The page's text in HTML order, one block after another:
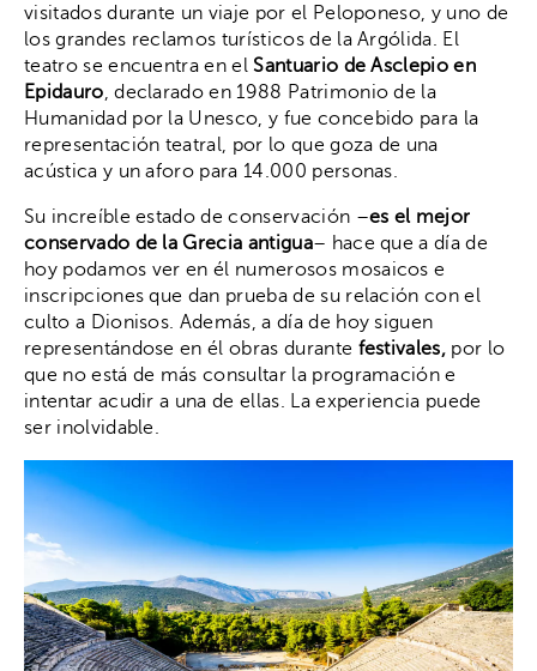
visitados durante un viaje por el Peloponeso, y uno de
los grandes reclamos turísticos de la Argólida. El
teatro se encuentra en elSantuario de Asclepio en
Epidauro, declarado en 1988 Patrimonio de la
Humanidad por la Unesco, y fue concebido para la
representación teatral, por lo que goza de una
acústica y un aforo para 14.000 personas.
Su increíble estado de conservación –es el mejor
conservado de la Grecia antigua– hace que a día de
hoy podamos ver en él numerosos mosaicos e
inscripciones que dan prueba de su relación con el
culto a Dionisos. Además, a día de hoy siguen
representándose en él obras durante festivales, por lo
que no está de más consultar la programación e
intentar acudir a una de ellas. La experiencia puede
ser inolvidable.